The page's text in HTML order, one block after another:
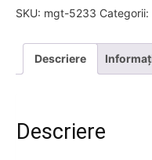
SKU: mgt-5233 Categorii:
Descriere
Descriere